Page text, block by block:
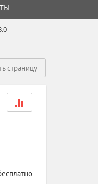
страницу